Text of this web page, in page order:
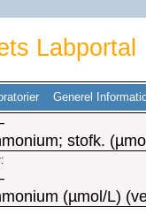
Labportal
Generel
stofk.
(µmol/L)